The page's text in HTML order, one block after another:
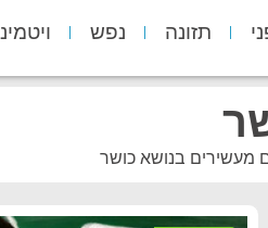
תזונה נפש
מעשירים בנושא כושר